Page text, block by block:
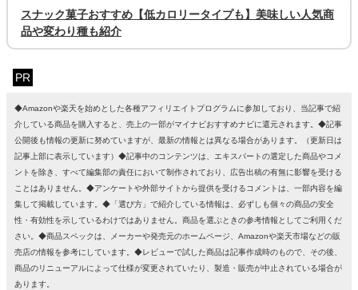
スナック菓子おすすめ【低カロリータイプも】美味しい人気商
品や変わり種も紹介
PR
◆Amazonや楽天を始めとした各種アフィリエイトプログラムに参加しており、当記事で紹
介している商品を購入すると、売上の一部がマイナビおすすめナビに還元されます。◆記事
公開後も情報の更新に努めていますが、最新の情報とは異なる場合があります。（更新日は
記事上部に表示しています）◆記事中のコンテンツは、エキスパートの選定した商品やコメ
ントを除き、すべて編集部の責任において制作されており、広告出稿の有無に影響を受ける
ことはありません。◆アンケートや外部サイトから提供を受けるコメントは、一部内容を編
集して掲載しています。◆「選び方」で紹介している情報は、必ずしも個々の商品の安全
性・有効性を示しているわけではありません。商品を選ぶときの参考情報としてご利用くだ
さい。◆商品スペックは、メーカーや発売元のホームページ、Amazonや楽天市場などの販
売店の情報を参考にしています。◆レビューで試した商品は記事作成時のもので、その後、
商品のリニューアルによって仕様が変更されていたり、製造・販売が中止されている場合が
あります。